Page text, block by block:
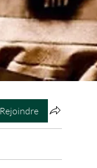
Rejoindre